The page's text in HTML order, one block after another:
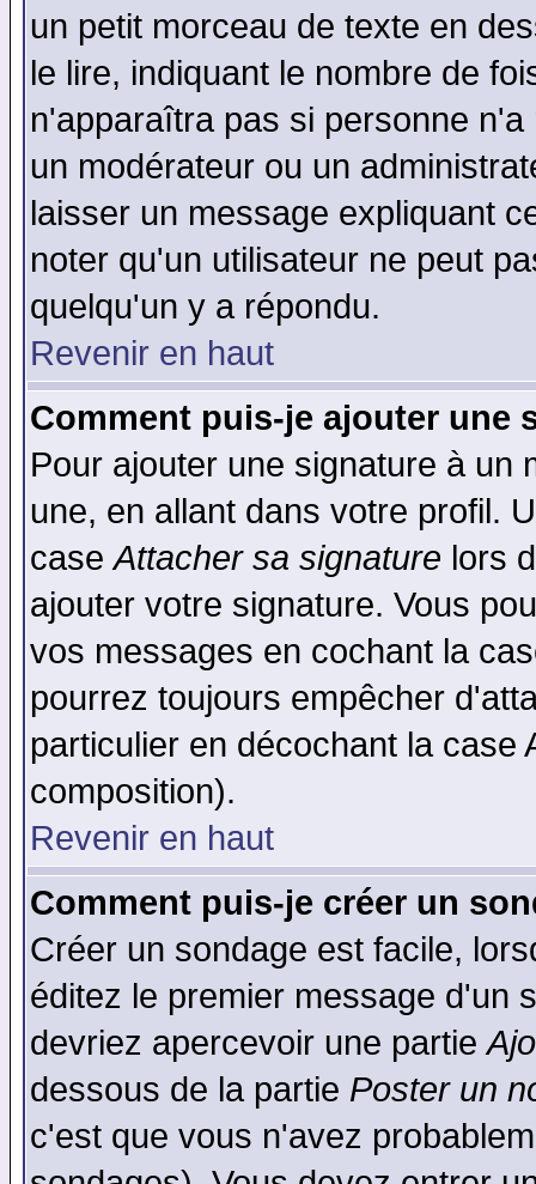
un petit morceau de texte en
le lire, indiquant le nombre de
n'apparaîtra pas si personne
un modérateur ou un
laisser un message expliquant
noter qu'un utilisateur ne peut
quelqu'un y a répondu.
Revenir en haut
Comment puis-je ajouter une
Pour ajouter une signature à un
une, en allant dans votre profil.
caseAttacher sa signature lors
ajouter votre signature. Vous
vos messages en cochant la
pourrez toujours empêcher
particulier en décochant la
composition).
Revenir en haut
Comment puis-je créer un
Créer un sondage est facile,
éditez le premier message d'un
devriez apercevoir une partie
dessous de la partie Poster un
c'est que vous n'avez